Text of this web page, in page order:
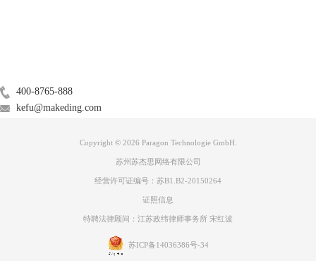
400-8765-888
kefu@makeding.com
Copyright © 2026 Paragon Technologie GmbH.
苏州苏杰思网络有限公司
经营许可证编号：苏B1.B2-20150264
证照信息
特聘法律顾问：江苏政纬律师事务所 宋红波
苏ICP备14036386号-34